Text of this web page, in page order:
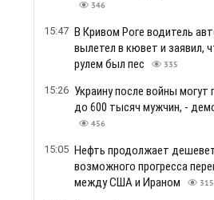
346
15:47 В Кривом Роге водитель
вылетел в кювет и заявил,
рулем был пес
335
15:26 Украину после войны могут
до 600 тысяч мужчин, -
456
15:05 Нефть продолжает
возможного прогресса
между США и Ираном
315